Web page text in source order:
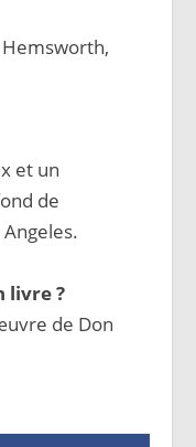
et un
de
livre ?
de Don